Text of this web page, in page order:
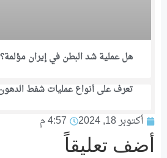
هل عملية شد البطن في إيران
تعرف على أنواع عمليات شفط
أكتوبر 18, 2024 4:57 م
أضف تعليقاً